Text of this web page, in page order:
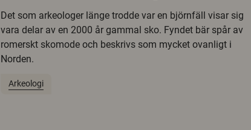
Det som arkeologer länge trodde var en björnfäll visar sig
vara delar av en 2000 år gammal sko. Fyndet bär spår av
romerskt skomode och beskrivs som mycket ovanligt i
Norden.
Arkeologi